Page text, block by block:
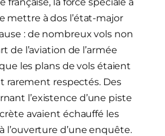
mettre à dos l’état-major
: de nombreux vols non
de l’aviation de l’armée
les plans de vols étaient
rarement respectés. Des
l’existence d’une piste
avaient échauffé les
l’ouverture d’une enquête.